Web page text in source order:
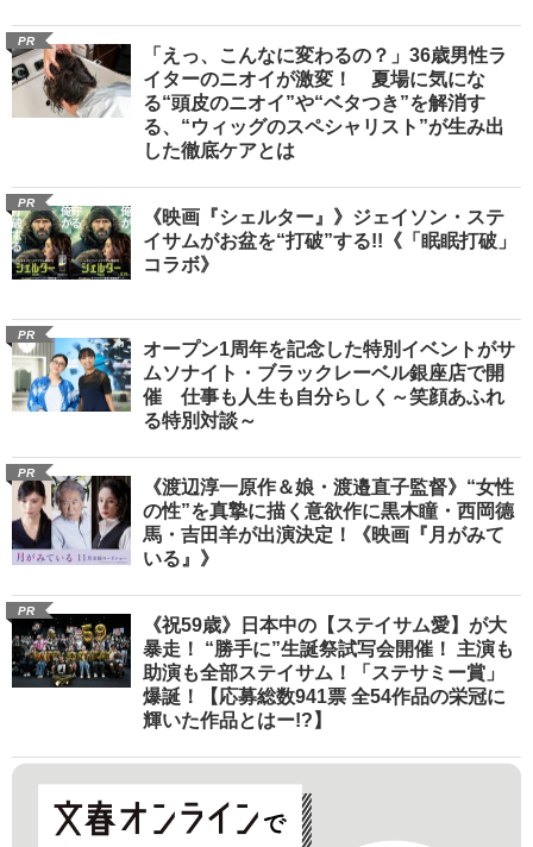
PR
「えっ、こんなに変わるの？」36歳男性ラ
イターのニオイが激変！ 夏場に気にな
る“頭皮のニオイ”や“ベタつき”を解消す
る、“ウィッグのスペシャリスト”が生み出
した徹底ケアとは
PR
《映画『シェルター』》ジェイソン・ステ
イサムがお盆を“打破”する!!《「眠眠打破」
コラボ》
PR
オープン1周年を記念した特別イベントがサ
ムソナイト・ブラックレーベル銀座店で開
催 仕事も人生も自分らしく～笑顔あふれ
る特別対談～
PR
《渡辺淳一原作＆娘・渡邉直子監督》“女性
の性”を真摯に描く意欲作に黒木瞳・西岡德
馬・吉田羊が出演決定！《映画『月がみて
いる』》
PR
《祝59歳》日本中の【ステイサム愛】が大
暴走！ “勝手に”生誕祭試写会開催！ 主演も
助演も全部ステイサム！「ステサミー賞」
爆誕！【応募総数941票 全54作品の栄冠に
輝いた作品とはー!?】